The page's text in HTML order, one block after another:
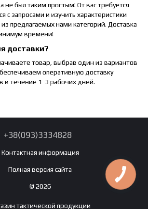
не был таким простым! От вас требуется
с запросами и изучить характеристики
предлагаемых нами категорий. Доставка
времени!
доставки?
товар, выбрав один из вариантов
оперативную доставку
в течение 1-3 рабочих дней.
+38(093)3334828
Контактная информация
Полная версия сайта
© 2026
тактической продукции